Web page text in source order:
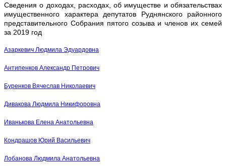
Сведения о доходах, расходах, об имуществе и обязательствах
имущественного характера депутатов Руднянского районного
представительного Собрания пятого созыва и членов их семей
за 2019 год
Азаркевич Людмила Эдуардовна
Антипенков Александр Петрович
Буренков Вячеслав Николаевич
Дивакова Людмила Никифоровна
Иванькова Елена Анатольевна
Кондрашов Юрий Васильевич
Лобанова Людмила Анатольевна